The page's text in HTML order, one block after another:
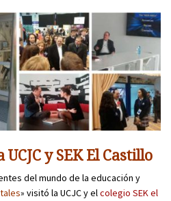
y SEK El Castillo
del mundo de la educación y
» visitó la UCJC y elcolegio SEK el